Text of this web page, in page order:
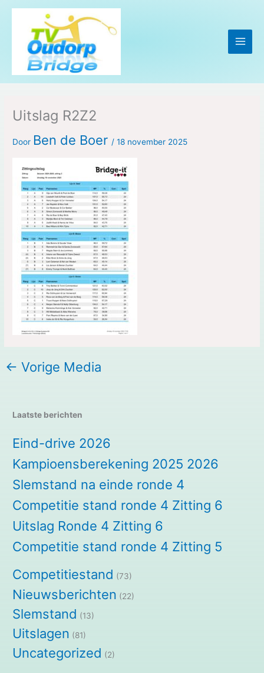
Ga
inhoud
Uitslag R2Z2
Door Ben de Boer /18 november 2025
← Vorige Media
Laatste berichten
Eind-drive 2026
Kampioensberekening 2025 2026
Slemstand na einde ronde 4
Competitie stand ronde 4 Zitting 6
Uitslag Ronde 4 Zitting 6
Competitie stand ronde 4 Zitting 5
Competitiestand (73)
Nieuwsberichten (22)
Slemstand (13)
Uitslagen (81)
Uncategorized (2)